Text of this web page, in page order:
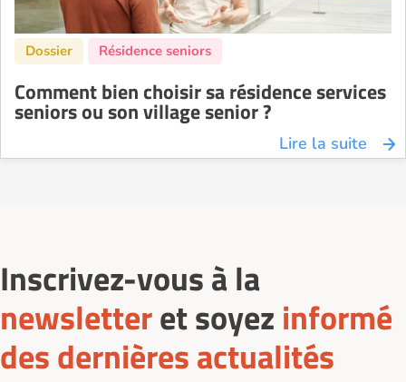
Comment bien choisir sa résidence services
seniors ou son village senior ?
Lire la suite
Inscrivez-vous à la
newsletteret soyez informé
des dernières actualités